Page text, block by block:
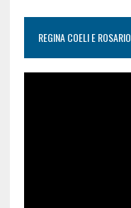
REGINA COELI E ROSARIO